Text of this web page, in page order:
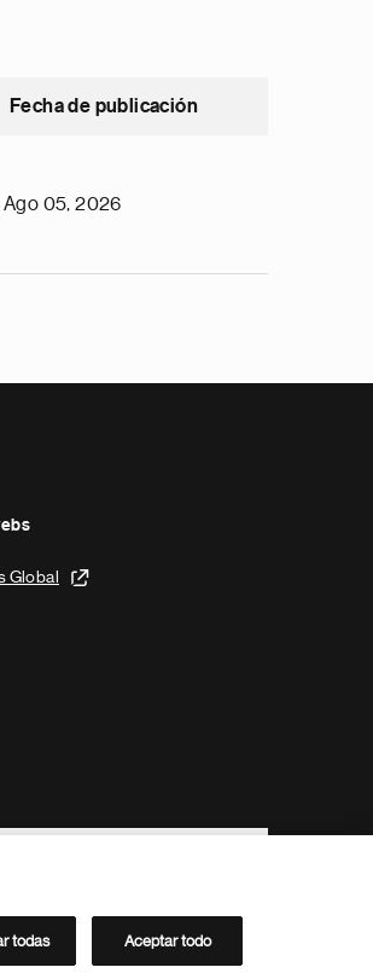
Fecha de publicación
Ago 05, 2026
Global
Directorio de Novartis
todas Aceptar todo